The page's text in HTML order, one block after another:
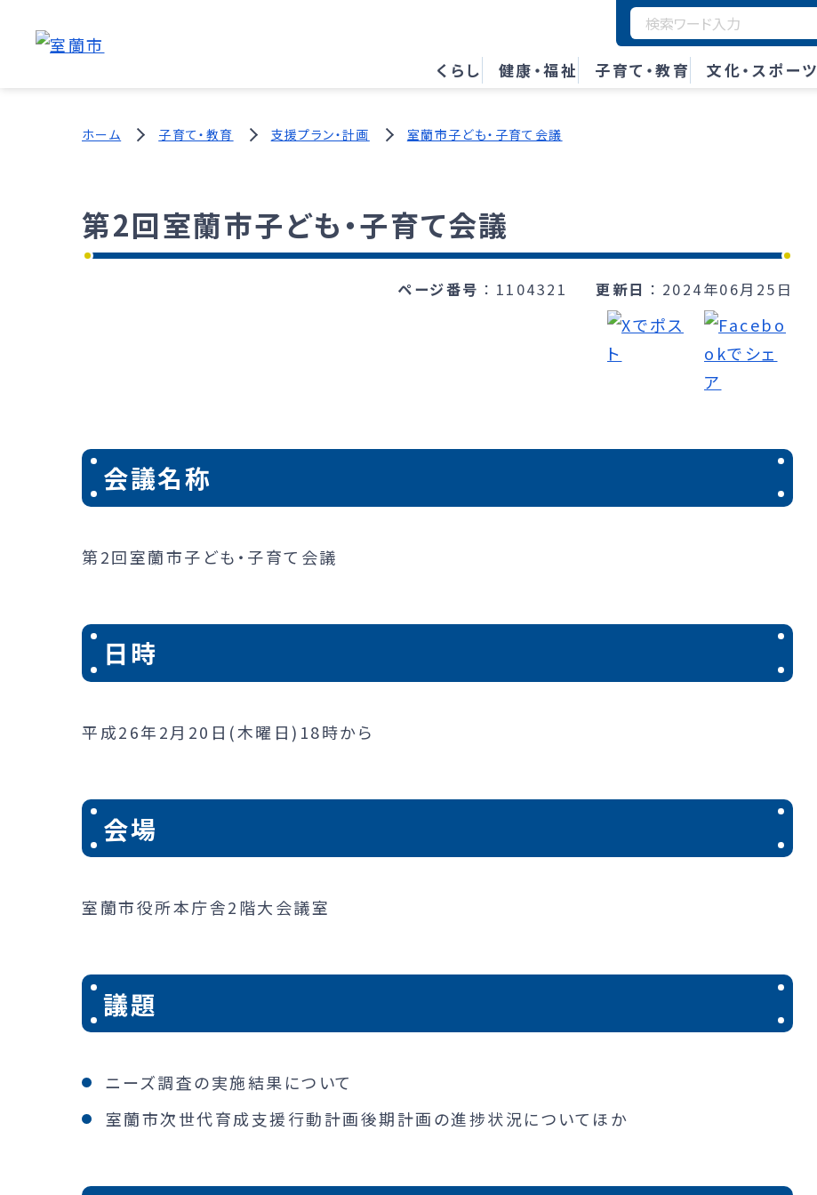
くらし 健康・福祉 子育て・教育 文化・スポーツ
ホーム 子育て・教育 支援プラン・計画 室蘭市子ども・子育て会議
第2回室蘭市子ども・子育て会議
ページ番号 1104321 更新日 2024年06月25日
会議名称
第2回室蘭市子ども・子育て会議
日時
平成26年2月20日(木曜日)18時から
会場
室蘭市役所本庁舎2階大会議室
議題
ニーズ調査の実施結果について
室蘭市次世代育成支援行動計画後期計画の進捗状況についてほか